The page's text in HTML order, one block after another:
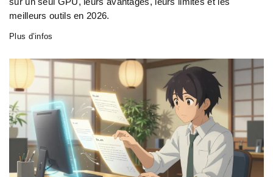
meilleurs outils en 2026.
Plus d’infos